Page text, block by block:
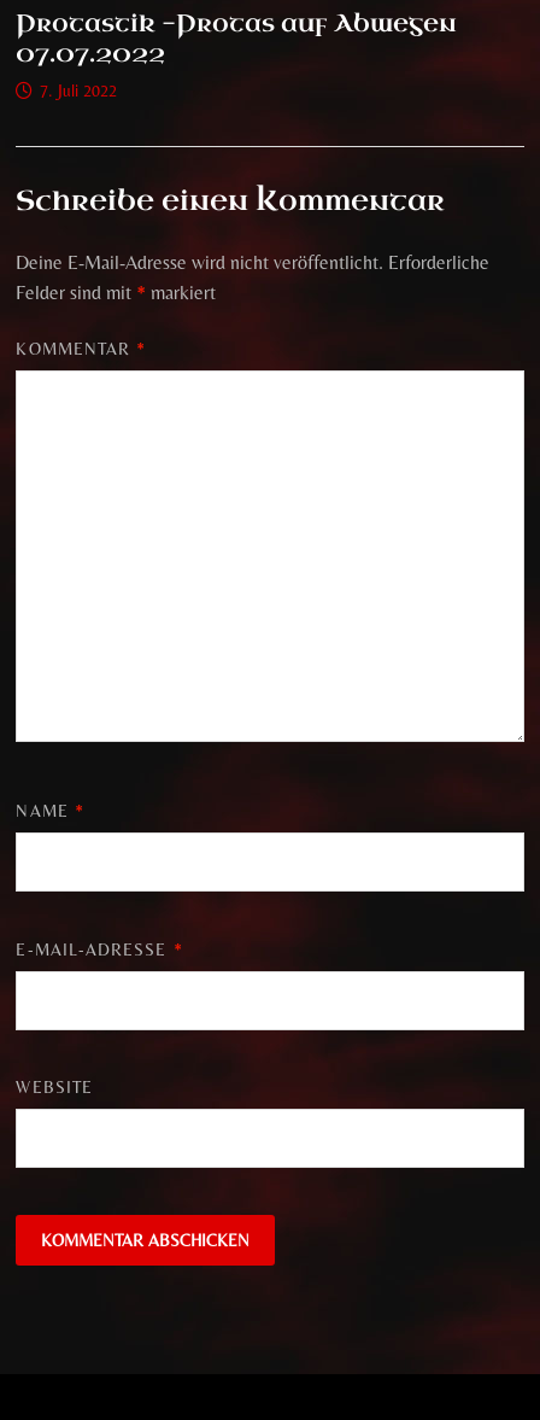
Protastik -Protas auf Abwegen
07.07.2022
7. Juli 2022
Schreibe einen Kommentar
Deine E-Mail-Adresse wird nicht veröffentlicht. Erforderliche
Felder sind mit * markiert
KOMMENTAR *
NAME *
E-MAIL-ADRESSE *
WEBSITE